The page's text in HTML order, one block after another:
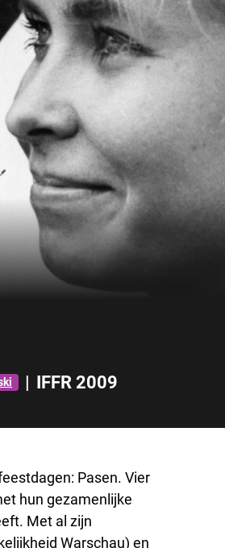
| IFFR 2009
Pasen. Vier
hun gezamenlijke
Met al zijn
Warschau) en